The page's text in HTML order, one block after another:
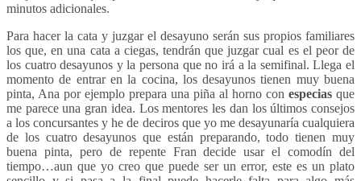
minutos adicionales.
Para hacer la cata y juzgar el desayuno serán sus propios familiares
los que, en una cata a ciegas, tendrán que juzgar cual es el peor de
los cuatro desayunos y la persona que no irá a la semifinal. Llega el
momento de entrar en la cocina, los desayunos tienen muy buena
pinta, Ana por ejemplo prepara una piña al horno con especias que
me parece una gran idea. Los mentores les dan los últimos consejos
a los concursantes y he de deciros que yo me desayunaría cualquiera
de los cuatro desayunos que están preparando, todo tienen muy
buena pinta, pero de repente Fran decide usar el comodín del
tiempo…aun que yo creo que puede ser un error, este es un plato